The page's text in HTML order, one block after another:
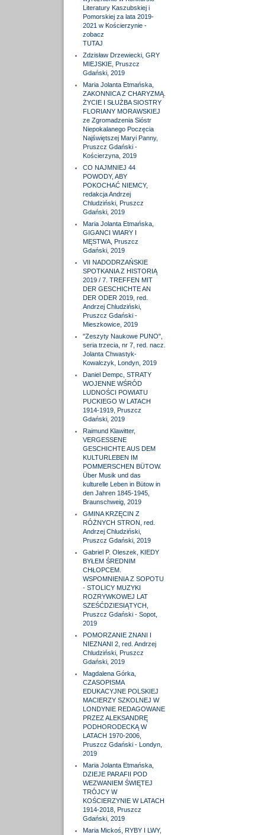
Literatury Kaszubskiej i
Pomorskiej za lata 2019-
2021 w Kościerzynie -
zobacz
TUTAJ
Zdzisław Drzewiecki, GRY
MIEJSKIE, Pruszcz
Gdański, 2019
Maria Jolanta Etmańska,
ZAKONNICA Z CHARYZMĄ.
ŻYCIE I SŁUŻBA SIOSTRY
FLORIANY MORAWSKIEJ
ze Zgromadzenia Sióstr
Niepokalanego Poczęcia
Najświętszej Maryi Panny,
Pruszcz Gdański -
Kościerzyna, 2019
CO NAJMNIEJ 44
POWODY, ABY
POKOCHAĆ NIEMCY,
redakcja Andrzej
Chludziński, Pruszcz
Gdański, 2019
Maria Jolanta Etmańska,
GIGANCI WIARY I
MĘSTWA, Pruszcz
Gdański, 2019
VII NADODRZAŃSKIE
SPOTKANIA Z HISTORIĄ
2019 / 7. TREFFEN MIT
DER GESCHICHTE AN
DER ODER 2019, red.
Andrzej Chludziński,
Pruszcz Gdański -
Mieszkowice, 2019
"Zeszyty Naukowe PUNO",
seria trzecia, nr 7, red. nacz.
Jolanta Chwastyk-
Kowalczyk, Londyn, 2019
Daniel Dempc, STRATY
WOJENNE WŚRÓD
LUDNOŚCI POWIATU
PUCKIEGO W LATACH
1914-1919, Pruszcz
Gdański, 2019
Raimund Klawitter,
VERGESSENE
GESCHICHTE AUS DEM
KULTURLEBEN IM
POMMERSCHEN BÜTOW.
Über Musik und das
kulturelle Leben in Bütow in
den Jahren 1845-1945,
Braunschweig, 2019
GMINA KRZĘCIN Z
RÓŻNYCH STRON, red.
Andrzej Chludziński,
Pruszcz Gdański, 2019
Gabriel P. Oleszek, KIEDY
BYŁEM ŚREDNIM
CHŁOPCEM.
WSPOMNIENIA Z SOPOTU
- STOLICY MUZYKI
ROZRYWKOWEJ LAT
SZEŚĆDZIESIĄTYCH,
Pruszcz Gdański - Sopot,
2019
POMORZANIE ZNANI I
NIEZNANI 2, red. Andrzej
Chludziński, Pruszcz
Gdański, 2019
Magdalena Górka,
CZASOPISMA
EDUKACYJNE POLSKIEJ
MACIERZY SZKOLNEJ W
LONDYNIE REDAGOWANE
PRZEZ ALEKSANDRĘ
PODHORODECKĄ W
LATACH 1970-2006,
Pruszcz Gdański - Londyn,
2019
Maria Jolanta Etmańska,
DZIEJE PARAFII POD
WEZWANIEM ŚWIĘTEJ
TRÓJCY W
KOŚCIERZYNIE W LATACH
1914-2018, Pruszcz
Gdański, 2019
Maria Mickoś, RYBY I LWY,